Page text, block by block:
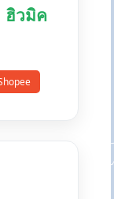
ฮิวมิค